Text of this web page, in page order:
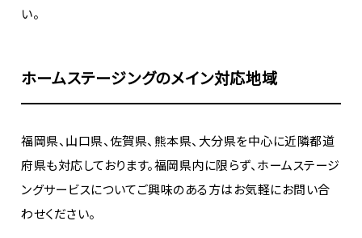
い。
ホームステージングのメイン対応地域
福岡県、山口県、佐賀県、熊本県、大分県を中心に近隣都道
府県も対応しております。福岡県内に限らず、ホームステージ
ングサービスについてご興味のある方はお気軽にお問い合
わせください。